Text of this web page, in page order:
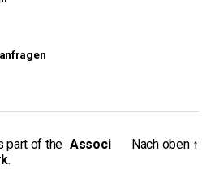
part of the Associ
.
Nach oben ↑